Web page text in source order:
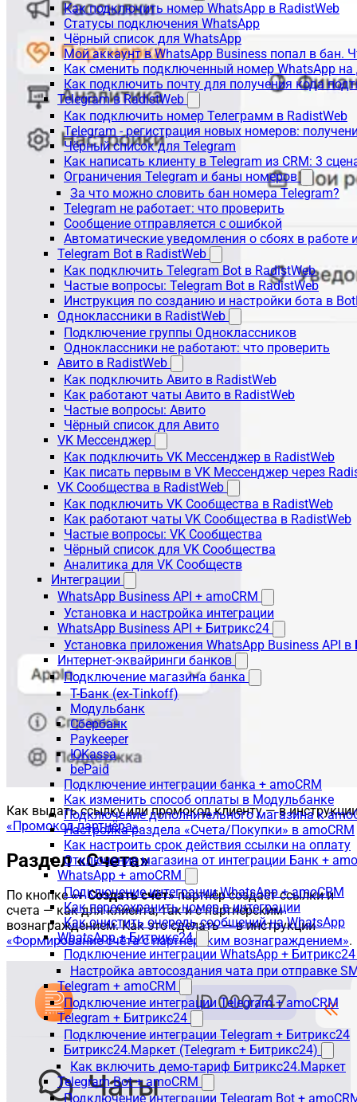
Как подключить номер WhatsApp в RadistWeb
Статусы подключения WhatsApp
Чёрный список для WhatsApp
Мой аккаунт в WhatsApp Business попал в бан.
Как сменить подключенный номер WhatsApp на
Как подключить почту для получения кода
Telegram в RadistWeb
Как подключить номер Телеграмм в RadistWeb
Telegram - регистрация новых номеров:
Чёрный список для Telegram
Как написать клиенту в Telegram из CRM: 3
Ограничения Telegram и баны номеров
За что можно словить бан номера Telegram?
Telegram не работает: что проверить
Сообщение отправляется с ошибкой
Автоматические уведомления о сбоях в работе
Telegram Bot в RadistWeb
Как подключить Telegram Bot в RadistWeb
Частые вопросы: Telegram Bot в RadistWeb
Инструкция по созданию и настройки бота в
Одноклассники в RadistWeb
Подключение группы Одноклассников
Одноклассники не работают: что проверить
Авито в RadistWeb
Как подключить Авито в RadistWeb
Как работают чаты Авито в RadistWeb
Частые вопросы: Авито
Чёрный список для Авито
VK Мессенджер
Как подключить VK Мессенджер в RadistWeb
Как писать первым в VK Мессенджер через
VK Сообщества в RadistWeb
Как подключить VK Сообщества в RadistWeb
Как работают чаты VK Сообщества в RadistWeb
Частые вопросы: VK Сообщества
Чёрный список для VK Сообщества
Аналитика для VK Сообществ
Интеграции
WhatsApp Business API + amoCRM
Установка и настройка интеграции
WhatsApp Business API + Битрикс24
Установка приложения WhatsApp Business API
Интернет-эквайринги банков
Подключение магазина банка
Т-Банк (ex-Tinkoff)
Модульбанк
Сбербанк
Paykeeper
ЮKassa
bePaid
Подключение интеграции банка + amoCRM
Как изменить способ оплаты в Модульбанке
Подключение дополнительного магазина к
Настройка раздела «Счета/Покупки» в amoCRM
Как настроить срок действия ссылки на оплату
Отключение магазина от интеграции Банк +
WhatsApp + amoCRM
Подключение интеграции WhatsApp + amoCRM
Как пересохранить номер в интеграции
Как очистить очередь сообщений на WhatsApp
WhatsApp + Битрикс24
Подключение интеграции WhatsApp + Битрикс24
Настройка автосоздания чата при отправке
Telegram + amoCRM
Подключение интеграции Telegram + amoCRM
Telegram + Битрикс24
Подключение интеграции Telegram + Битрикс24
Битрикс24.Маркет (Telegram + Битрикс24)
Как включить демо-тариф Битрикс24.Маркет
Telegram Bot + amoCRM
Подключение интеграции Telegram Bot +
Как выдать ссылку или промокод клиенту — в
«Промокод партнёра».
Раздел «Счета»
По кнопке«+ Создать счёт»партнёр создаёт ссылки и
счета — как для клиента, так и с партнёрским
вознаграждением. Как это сделать — в инструкции
«Формирование счёта с партнёрским вознаграждением».